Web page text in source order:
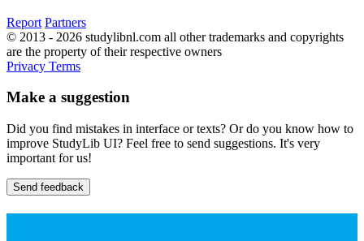
Report Partners
© 2013 - 2026 studylibnl.com all other trademarks and copyrights
are the property of their respective owners
Privacy Terms
Make a suggestion
Did you find mistakes in interface or texts? Or do you know how to
improve StudyLib UI? Feel free to send suggestions. It's very
important for us!
Send feedback